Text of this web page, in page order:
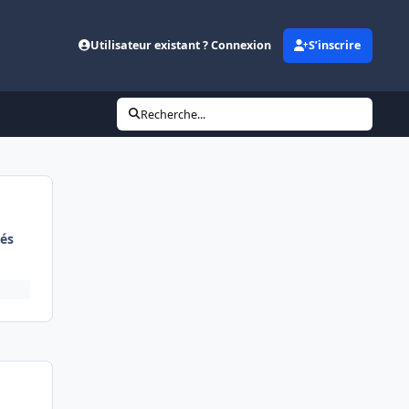
Utilisateur existant ? Connexion S’inscrire
Recherche...